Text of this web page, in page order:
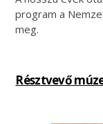
program a
meg.
Résztvevő